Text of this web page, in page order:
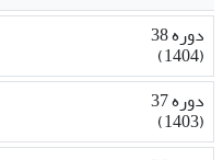
دوره 38
(1404)
دوره 37
(1403)